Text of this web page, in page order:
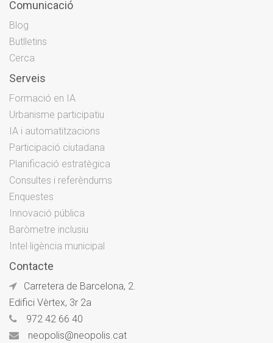
Comunicació
Blog
Butlletins
Cerca
Serveis
Formació en IA
Urbanisme participatiu
IA i automatitzacions
Participació ciutadana
Planificació estratègica
Consultes i referèndums
Enquestes
Innovació pública
Baròmetre inclusiu
Intel·ligència municipal
Contacte
Carretera de Barcelona, 2.
Edifici Vèrtex, 3r 2a
972 42 66 40
neopolis@neopolis.cat